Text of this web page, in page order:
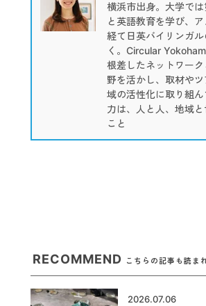
横浜市出身。大学で
と英語教育を学び、
経て日英バイリンガ
く。Circular
根差したネットワー
野を活かし、取材や
域の活性化に取り組
力は、人と人、地域
こと
RECOMMEND こちらの記事も読ま
2026.07.06